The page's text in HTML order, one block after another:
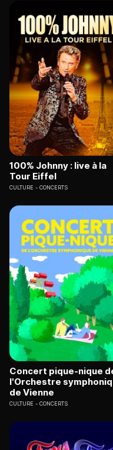
100% Johnny : live à la
Tour Eiffel
CULTURE CONCERTS
Concert pique-nique
l'Orchestre
de Vienne
CULTURE CONCERTS